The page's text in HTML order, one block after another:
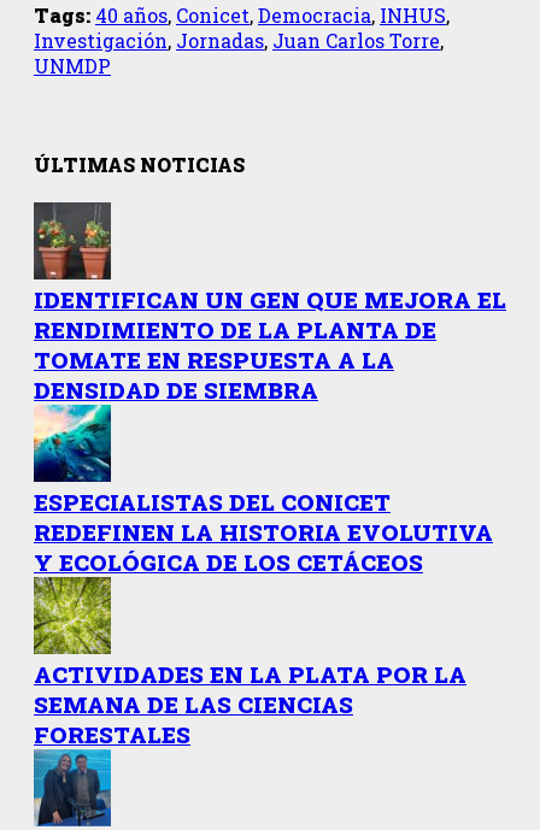
Tags: 40 años, Conicet,Democracia, INHUS,
Investigación, Jornadas, Juan Carlos Torre,
UNMDP
ÚLTIMAS NOTICIAS
IDENTIFICAN UN GEN QUE MEJORA EL
RENDIMIENTO DE LA PLANTA DE
TOMATE EN RESPUESTA A LA
DENSIDAD DE SIEMBRA
ESPECIALISTAS DEL CONICET
REDEFINEN LA HISTORIA EVOLUTIVA
Y ECOLÓGICA DE LOS CETÁCEOS
ACTIVIDADES EN LA PLATA POR LA
SEMANA DE LAS CIENCIAS
FORESTALES